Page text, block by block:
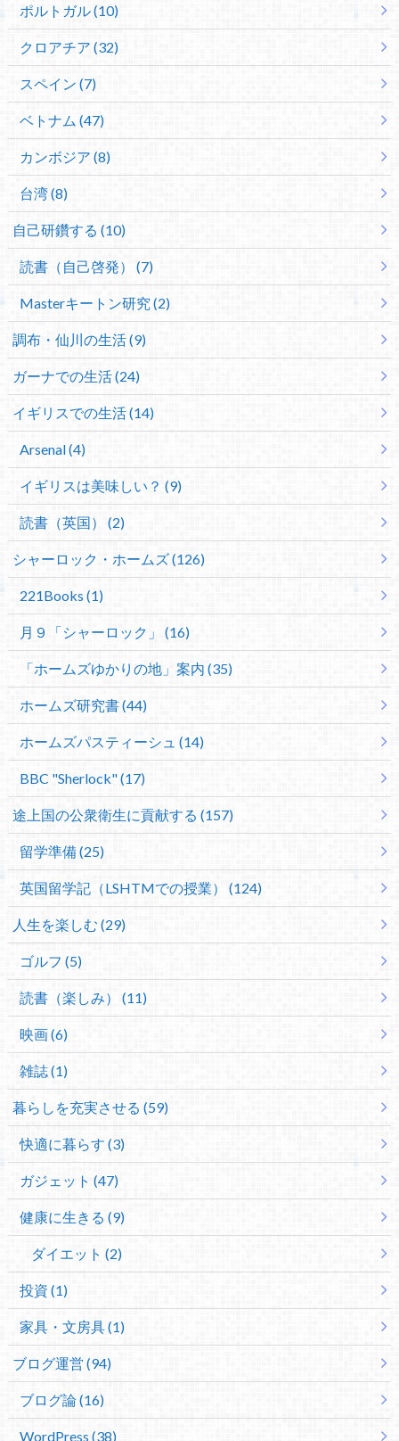
ポルトガル (10)
クロアチア (32)
スペイン (7)
ベトナム (47)
カンボジア (8)
台湾 (8)
自己研鑽する (10)
読書（自己啓発） (7)
Masterキートン研究 (2)
調布・仙川の生活 (9)
ガーナでの生活 (24)
イギリスでの生活 (14)
Arsenal (4)
イギリスは美味しい？ (9)
読書（英国） (2)
シャーロック・ホームズ (126)
221Books (1)
月９「シャーロック」 (16)
「ホームズゆかりの地」案内 (35)
ホームズ研究書 (44)
ホームズパスティーシュ (14)
BBC "Sherlock" (17)
途上国の公衆衛生に貢献する (157)
留学準備 (25)
英国留学記（LSHTMでの授業） (124)
人生を楽しむ (29)
ゴルフ (5)
読書（楽しみ） (11)
映画 (6)
雑誌 (1)
暮らしを充実させる (59)
快適に暮らす (3)
ガジェット (47)
健康に生きる (9)
ダイエット (2)
投資 (1)
家具・文房具 (1)
ブログ運営 (94)
ブログ論 (16)
WordPress (38)